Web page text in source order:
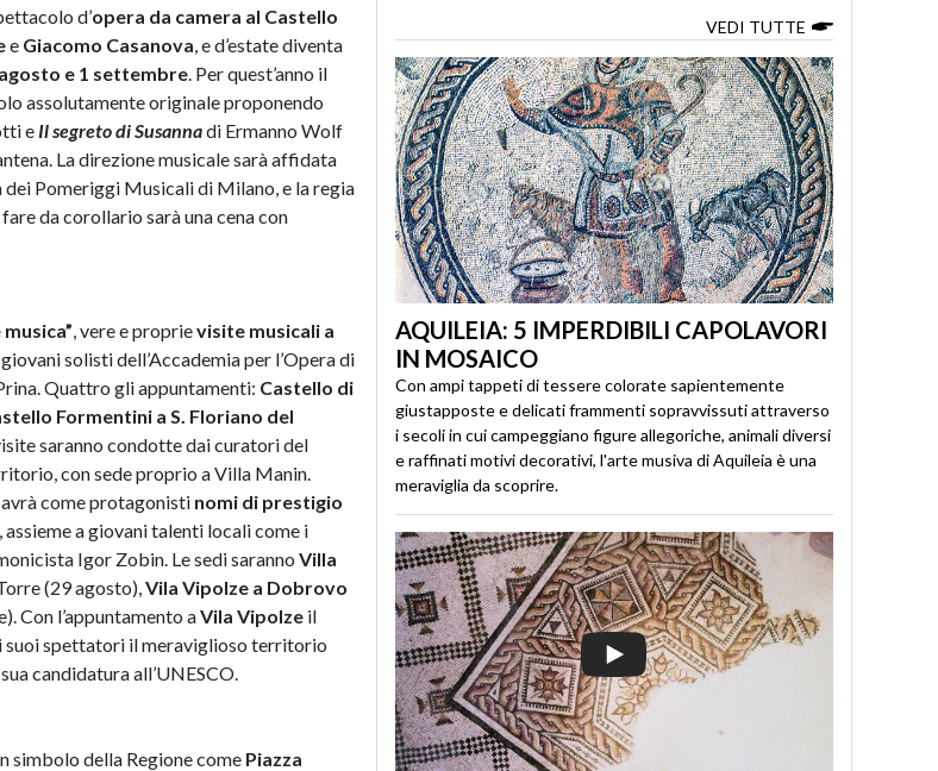
d’opera da camera al Castello
e Giacomo Casanova , e d’estate diventa
e 1 settembre . Per quest’anno il
assolutamente originale proponendo
e Il segreto di Susannadi Ermanno Wolf
La direzione musicale sarà affidata
Pomeriggi Musicali di Milano, e la regia
da corollario sarà una cena con
, vere e proprievisite musicali a
solisti dell’Accademia per l’Opera di
Quattro gli appuntamenti: Castello di
Formentini a S. Floriano del
saranno condotte dai curatori del
con sede proprio a Villa Manin.
avrà come protagonisti nomi di prestigio
, assieme a giovani talenti locali come i
Igor Zobin. Le sedi saranno Villa
(29 agosto), Vila Vipolze a Dobrovo
Con l’appuntamento aVila Vipolze il
suoi spettatori il meraviglioso territorio
candidatura all’UNESCO.
simbolo della Regione come Piazza
VEDI TUTTE
AQUILEIA: 5 IMPERDIBILI CAPOLAVORI
IN MOSAICO
Con ampi tappeti di tessere colorate sapientemente
giustapposte e delicati frammenti sopravvissuti attraverso
i secoli in cui campeggiano figure allegoriche, animali diversi
e raffinati motivi decorativi, l'arte musiva di Aquileia è una
meraviglia da scoprire.